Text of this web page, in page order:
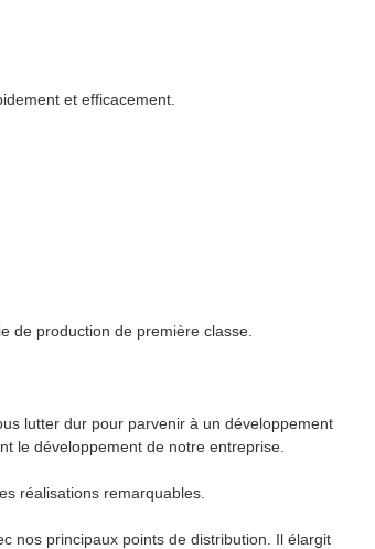
et efficacement.
de production de première classe.
lutter dur pour parvenir à un développement
le développement de notre entreprise.
réalisations remarquables.
nos principaux points de distribution. Il élargit